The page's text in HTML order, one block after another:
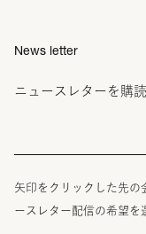
News letter
ニュースレターを購読
矢印をクリックした先の
ースレター配信の希望を